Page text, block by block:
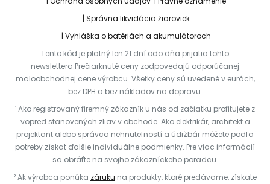
Správna likvidácia žiaroviek
Vyhláška o batériách a akumulátoroch
Tento kód je platný len 21 dní odo dňa prijatia tohto
newslettera.Prečiarknuté ceny zodpovedajú odporúčanej
maloobchodnej cene výrobcu. Všetky ceny sú uvedené v eurách,
bez DPH a bez nákladov na dopravu.
¹ Ako registrovaný firemný zákazník u nás od začiatku profitujete z
vopred stanovených zliav v obchode. Ako elektrikár, architekt a
projektant alebo správca nehnuteľností a údržbár môžete podľa
potreby získať ďalšie individuálne podmienky. Pre viac informácií
sa obráťte na svojho zákazníckeho poradcu.
² Ak výrobca ponúka záruku na produkty, ktoré predávame, získate